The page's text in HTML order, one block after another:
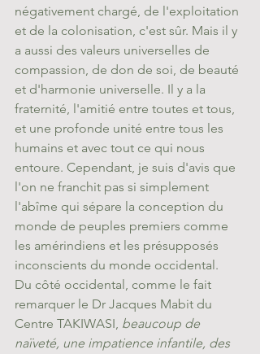
négativement chargé, de l'exploitation
et de la colonisation, c'est sûr. Mais il y
a aussi des valeurs universelles de
compassion, de don de soi, de beauté
et d'harmonie universelle. Il y a la
fraternité, l'amitié entre toutes et tous,
et une profonde unité entre tous les
humains et avec tout ce qui nous
entoure. Cependant, je suis d'avis que
l'on ne franchit pas si simplement
l'abîme qui sépare la conception du
monde de peuples premiers comme
les amérindiens et les présupposés
inconscients du monde occidental.
Du côté occidental, comme le fait
remarquer le Dr Jacques Mabit du
Centre TAKIWASI, beaucoup de
naïveté, une impatience infantile, des